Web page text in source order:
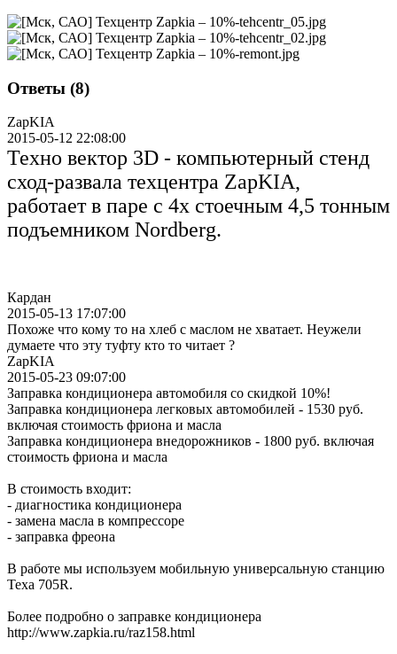
Ответы (8)
ZapKIA
2015-05-12 22:08:00
Техно вектор 3D - компьютерный стенд
сход-развала техцентра ZapKIA,
работает в паре с 4х стоечным 4,5 тонным
подъемником Nordberg.
Кардан
2015-05-13 17:07:00
Похоже что кому то на хлеб с маслом не хватает. Неужели
думаете что эту туфту кто то читает ?
ZapKIA
2015-05-23 09:07:00
Заправка кондиционера автомобиля со скидкой 10%!
Заправка кондиционера легковых автомобилей - 1530 руб.
включая стоимость фриона и масла
Заправка кондиционера внедорожников - 1800 руб. включая
стоимость фриона и масла
В стоимость входит:
- диагностика кондиционера
- замена масла в компрессоре
- заправка фреона
В работе мы используем мобильную универсальную станцию
Texa 705R.
Более подробно о заправке кондиционера
http://www.zapkia.ru/raz158.html